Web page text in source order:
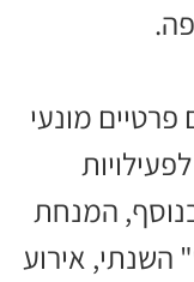
מונעי
המנחת
השנתי, אירוע